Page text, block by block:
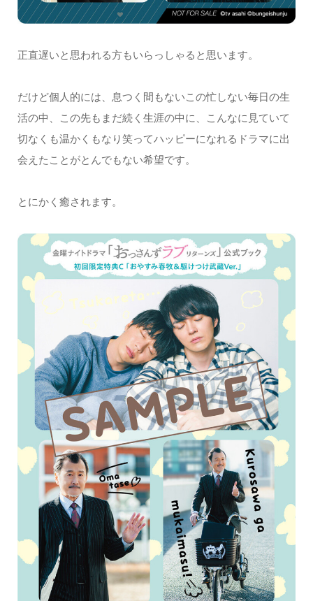
正直遅いと思われる方もいらっしゃると思います。
だけど個人的には、息つく間もないこの忙しない毎日の生
活の中、この先もまだ続く生涯の中に、こんなに見ていて
切なくも温かくもなり笑ってハッピーになれるドラマに出
会えたことがとんでもない希望です。
とにかく癒されます。